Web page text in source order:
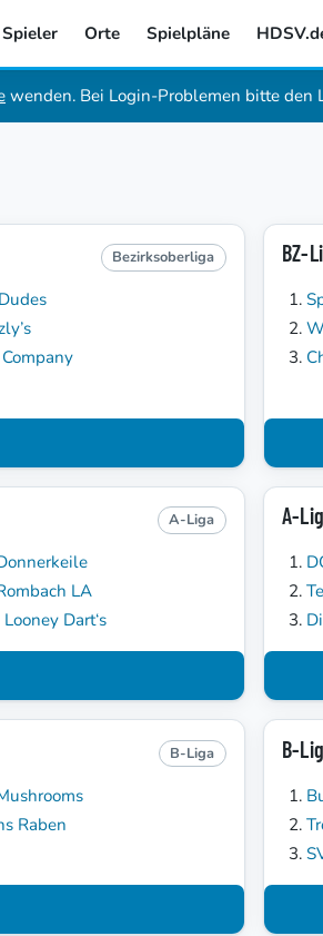
Spieler Orte Spielpläne
wenden. Bei Login-Problemen bitte den
Bezirksoberliga BZ-
A-Liga
LA
Looney Dart‘s
A-
B-Liga
Raben
B-